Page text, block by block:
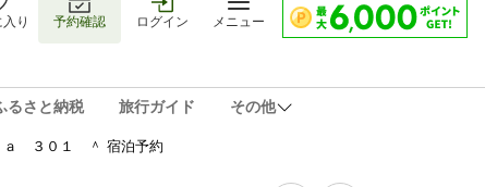
り 予約確認 ログイン メニュー
るさと納税 旅行ガイド その他
ａ ３０１ ＾ 宿泊予約